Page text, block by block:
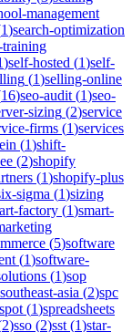
management
1)search-optimization
training
)self-hosted (1)self-
(1)selling-online
16)seo-audit (1)seo-
sizing (2)service
firms (1)services
(1)shift-
(2)shopify
(1)shopify-plus
sigma (1)sizing
factory (1)smart-
(5)software
(1)software-
(1)sop
southeast-asia (2)spc
spot (1)spreadsheets
2)sso (2)sst (1)star-